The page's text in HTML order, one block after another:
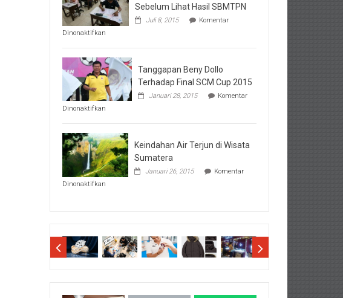
Sebelum Lihat Hasil SBMTPN
Juli 8, 2015
Komentar
Dinonaktifkan
Hal-
Hal
Penting
Sebelum
Lihat
Hasil
Tanggapan Beny Dollo
Terhadap Final SCM Cup 2015
Januari 28, 2015
Komentar
Dinonaktifkan
Beny
Dollo
Terhadap
Final
SCM
Cup
Keindahan Air Terjun di Wisata
Sumatera
Januari 26, 2015
Komentar
Dinonaktifkan
Terjun
Sumatera